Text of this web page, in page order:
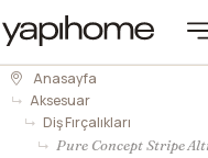
Anasayfa
Aksesuar
Diş Fırçalıkları
Pure Concept Stripe